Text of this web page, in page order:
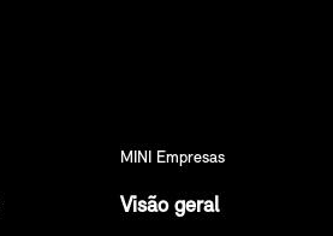
MINI Empresas
Visão geral